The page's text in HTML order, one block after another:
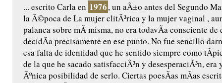
... escrito Carla en 1976, un aÃ±o antes del Segundo
la Ã©poca de La mujer clitÃ³rica y la mujer vaginal ,
palanca sobre mÃ­ misma, no era todavÃ­a consciente de
decidÃ­a precisamente en ese punto. No fue sencillo
esa falta de identidad que he sentido siempre como
de la que he sacado satisfacciÃ³n y desesperaciÃ³n, era
Ãºnica posibilidad de serlo. Ciertas poesÃ­as mÃ­as